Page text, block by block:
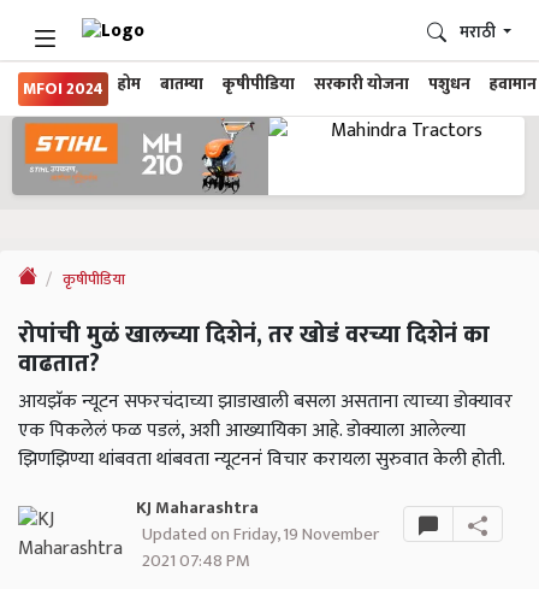
MFOI 2024 होम बातम्या कृषीपीडिया सरकारी योजना पशुधन हवामान
मराठी
कृषीपीडिया
रोपांची मुळं खालच्या दिशेनं, तर खोडं वरच्या दिशेनं का
वाढतात?
आयझॅक न्यूटन सफरचंदाच्या झाडाखाली बसला असताना त्याच्या डोक्यावर
एक पिकलेलं फळ पडलं, अशी आख्यायिका आहे. डोक्याला आलेल्या
झिणझिण्या थांबवता थांबवता न्यूटननं विचार करायला सुरुवात केली होती.
KJ Maharashtra
Updated on Friday, 19 November
2021 07:48 PM